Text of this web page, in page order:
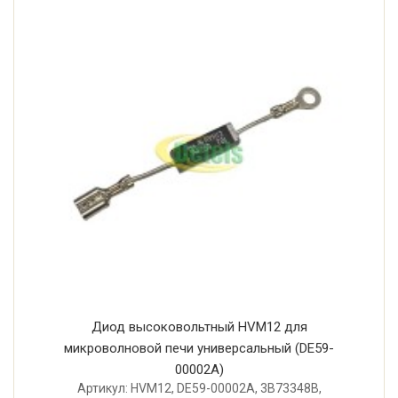
Диод высоковольтный HVM12 для
микроволновой печи универсальный (DE59-
00002A)
Артикул: HVM12, DE59-00002A, 3B73348B,